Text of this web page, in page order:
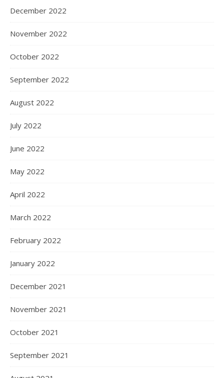
December 2022
November 2022
October 2022
September 2022
August 2022
July 2022
June 2022
May 2022
April 2022
March 2022
February 2022
January 2022
December 2021
November 2021
October 2021
September 2021